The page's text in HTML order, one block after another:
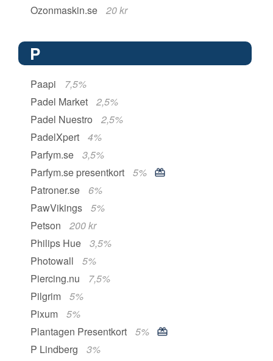
Ozonmaskin.se
20 kr
P
Paapi
7,5%
Padel Market
2,5%
Padel Nuestro
2,5%
PadelXpert
4%
Parfym.se
3,5%
Parfym.se presentkort
5%
Patroner.se
6%
PawVikings
5%
Petson
200 kr
Philips Hue
3,5%
Photowall
5%
Piercing.nu
7,5%
Pilgrim
5%
Pixum
5%
Plantagen Presentkort
5%
P Lindberg
3%